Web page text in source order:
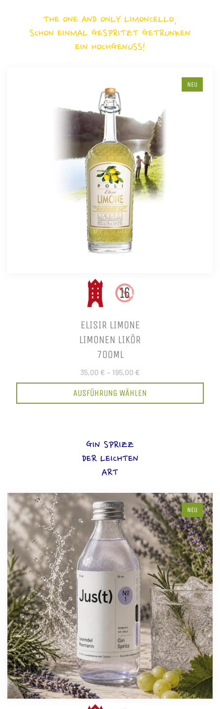
THE ONE AND ONLY LIMONCELLO,
SCHON EINMAL GESPRITZT GETRUNKEN
EIN HOCHGENUSS!
NEU
ELISIR LIMONE
LIMONEN LIKÖR
700ML
35,00 € – 195,00 €
AUSFÜHRUNG WÄHLEN
GIN SPRIZZ
DER LEICHTEN
ART
NEU